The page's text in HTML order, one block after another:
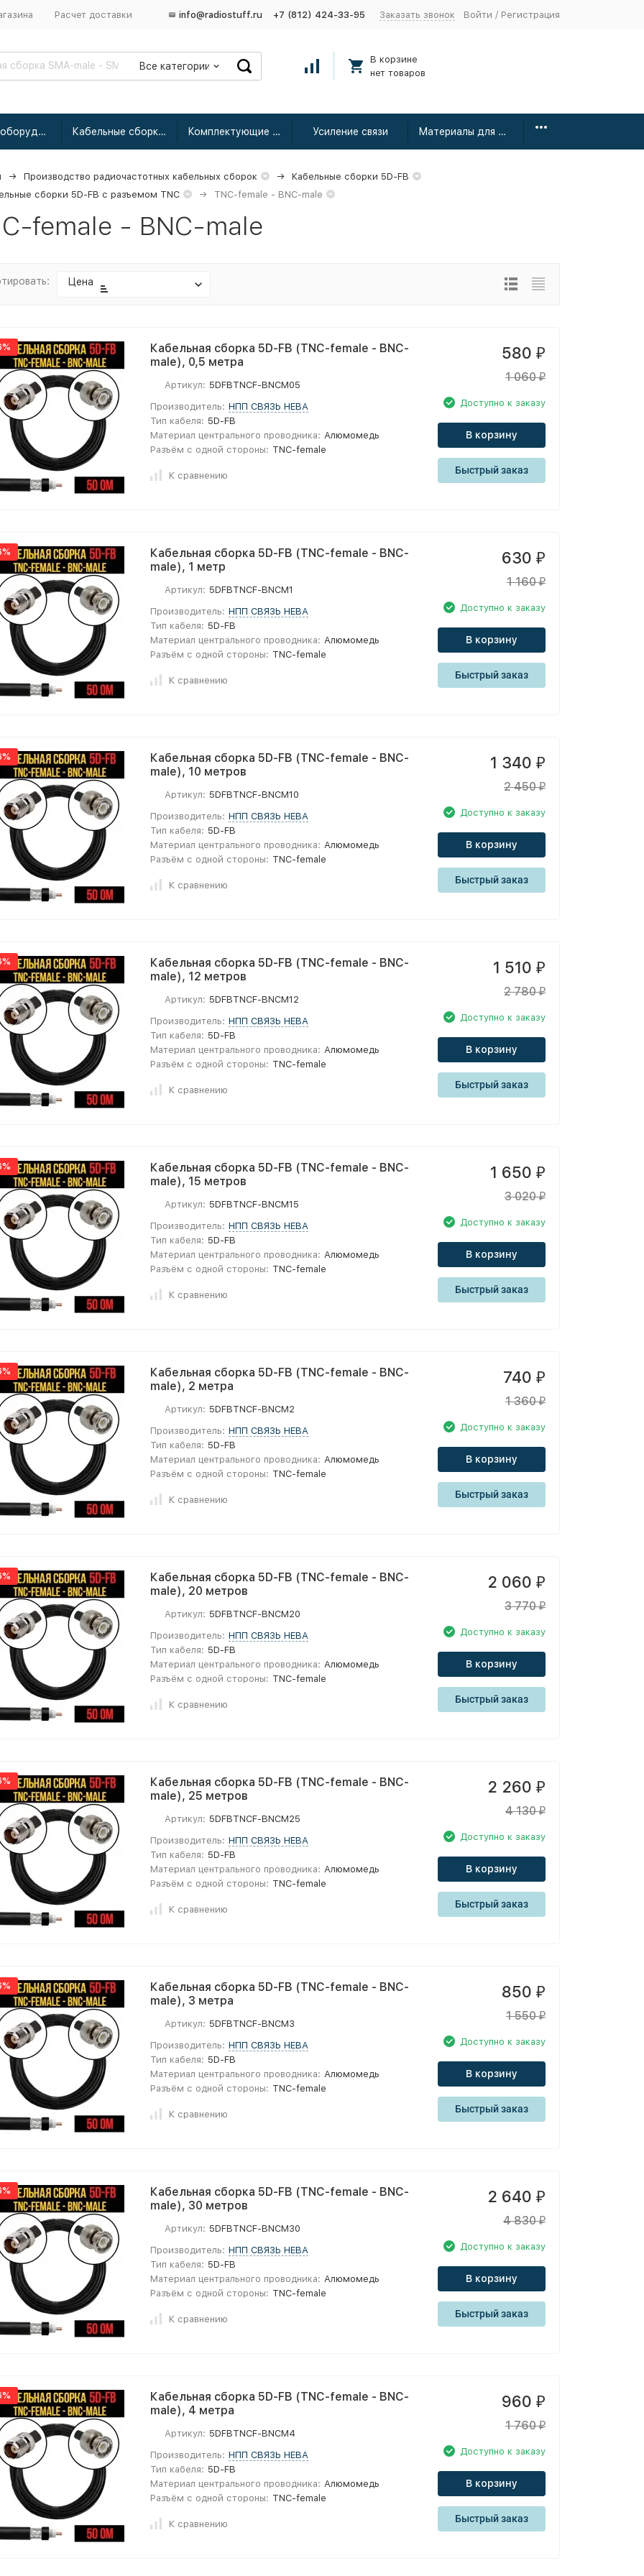
Расчет доставки info@radiostuff.ru +7 (812) 424-33-95 Заказать звонок Войти / Регистрация
Все категории
В корзине
нет товаров
Сетевое оборудование Кабельные сборки радиочастотные Комплектующие для усиления Усиление связи Материалы для монтажа
Производство радиочастотных кабельных сборок
Кабельные сборки 5D-FB
сборки 5D-FB с разъемом TNC
TNC-female - BNC-male
female - BNC-male
Цена
Кабельная сборка 5D-FB (TNC-female - BNC-
male), 0,5 метра
Артикул: 5DFBTNCF-BNCM05
Производитель: НПП СВЯЗЬ НЕВА
Тип кабеля: 5D-FB
Материал центрального проводника: Алюмомедь
Разъём с одной стороны: TNC-female
К сравнению
580 ₽
1 060₽
Доступно к заказу
В корзину
Быстрый заказ
Кабельная сборка 5D-FB (TNC-female - BNC-
male), 1 метр
Артикул: 5DFBTNCF-BNCM1
Производитель: НПП СВЯЗЬ НЕВА
Тип кабеля: 5D-FB
Материал центрального проводника: Алюмомедь
Разъём с одной стороны: TNC-female
К сравнению
630 ₽
1 160₽
Доступно к заказу
В корзину
Быстрый заказ
Кабельная сборка 5D-FB (TNC-female - BNC-
male), 10 метров
Артикул: 5DFBTNCF-BNCM10
Производитель: НПП СВЯЗЬ НЕВА
Тип кабеля: 5D-FB
Материал центрального проводника: Алюмомедь
Разъём с одной стороны: TNC-female
К сравнению
1 340 ₽
2 450₽
Доступно к заказу
В корзину
Быстрый заказ
Кабельная сборка 5D-FB (TNC-female - BNC-
male), 12 метров
Артикул: 5DFBTNCF-BNCM12
Производитель: НПП СВЯЗЬ НЕВА
Тип кабеля: 5D-FB
Материал центрального проводника: Алюмомедь
Разъём с одной стороны: TNC-female
К сравнению
1 510 ₽
2 780₽
Доступно к заказу
В корзину
Быстрый заказ
Кабельная сборка 5D-FB (TNC-female - BNC-
male), 15 метров
Артикул: 5DFBTNCF-BNCM15
Производитель: НПП СВЯЗЬ НЕВА
Тип кабеля: 5D-FB
Материал центрального проводника: Алюмомедь
Разъём с одной стороны: TNC-female
К сравнению
1 650 ₽
3 020₽
Доступно к заказу
В корзину
Быстрый заказ
Кабельная сборка 5D-FB (TNC-female - BNC-
male), 2 метра
Артикул: 5DFBTNCF-BNCM2
Производитель: НПП СВЯЗЬ НЕВА
Тип кабеля: 5D-FB
Материал центрального проводника: Алюмомедь
Разъём с одной стороны: TNC-female
К сравнению
740 ₽
1 360₽
Доступно к заказу
В корзину
Быстрый заказ
Кабельная сборка 5D-FB (TNC-female - BNC-
male), 20 метров
Артикул: 5DFBTNCF-BNCM20
Производитель: НПП СВЯЗЬ НЕВА
Тип кабеля: 5D-FB
Материал центрального проводника: Алюмомедь
Разъём с одной стороны: TNC-female
К сравнению
2 060 ₽
3 770₽
Доступно к заказу
В корзину
Быстрый заказ
Кабельная сборка 5D-FB (TNC-female - BNC-
male), 25 метров
Артикул: 5DFBTNCF-BNCM25
Производитель: НПП СВЯЗЬ НЕВА
Тип кабеля: 5D-FB
Материал центрального проводника: Алюмомедь
Разъём с одной стороны: TNC-female
К сравнению
2 260 ₽
4 130₽
Доступно к заказу
В корзину
Быстрый заказ
Кабельная сборка 5D-FB (TNC-female - BNC-
male), 3 метра
Артикул: 5DFBTNCF-BNCM3
Производитель: НПП СВЯЗЬ НЕВА
Тип кабеля: 5D-FB
Материал центрального проводника: Алюмомедь
Разъём с одной стороны: TNC-female
К сравнению
850 ₽
1 550₽
Доступно к заказу
В корзину
Быстрый заказ
Кабельная сборка 5D-FB (TNC-female - BNC-
male), 30 метров
Артикул: 5DFBTNCF-BNCM30
Производитель: НПП СВЯЗЬ НЕВА
Тип кабеля: 5D-FB
Материал центрального проводника: Алюмомедь
Разъём с одной стороны: TNC-female
К сравнению
2 640 ₽
4 830₽
Доступно к заказу
В корзину
Быстрый заказ
Кабельная сборка 5D-FB (TNC-female - BNC-
male), 4 метра
Артикул: 5DFBTNCF-BNCM4
Производитель: НПП СВЯЗЬ НЕВА
Тип кабеля: 5D-FB
Материал центрального проводника: Алюмомедь
Разъём с одной стороны: TNC-female
К сравнению
960 ₽
1 760₽
Доступно к заказу
В корзину
Быстрый заказ